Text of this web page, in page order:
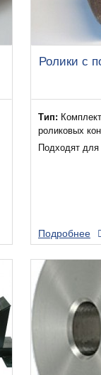
Ролики с
Тип:
роликовых
Подходят для
Подробнее